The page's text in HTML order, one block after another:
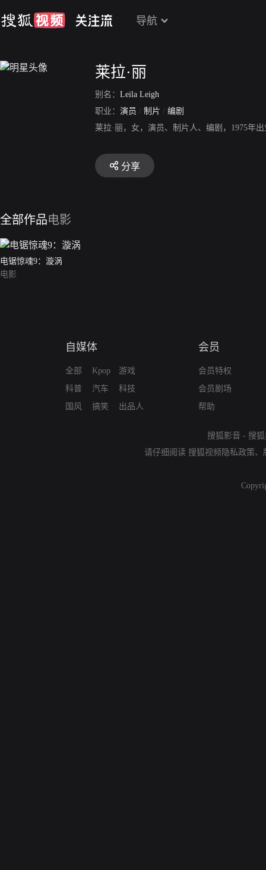
导航
莱拉·丽
别名： Leila Leigh
职业： 演员 / 制片 / 编剧
莱拉·丽，女，演员、制片人、编剧，1975年
分享
全部作品电影
电锯惊魂9：漩涡
电影
自媒体
全部
科普
国风
Kpop
汽车
搞笑
游戏
科技
出品人
会员
会员特权
会员剧场
帮助
搜狐影音 - 搜
请仔细阅读 搜狐视频隐私政策、